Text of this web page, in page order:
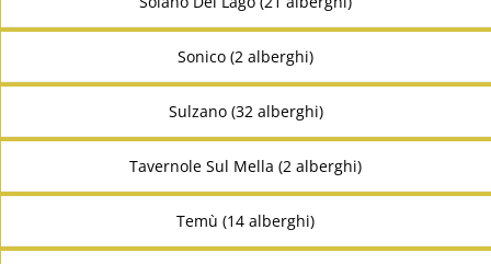
Sonico (2 alberghi)
Sulzano (32 alberghi)
Tavernole Sul Mella (2 alberghi)
Temù (14 alberghi)